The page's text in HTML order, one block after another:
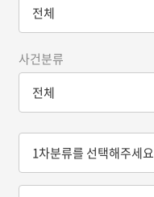
사건분류